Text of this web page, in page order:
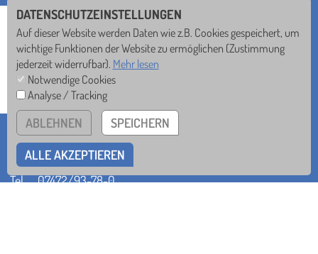
ST. MEINRAD-GYMNASIUM
Seebronner Str. 40 • 72108 Rottenburg
Tel 07472/93-78-0
DATENSCHUTZEINSTELLUNGEN
Auf dieser Website werden Daten wie z.B. Cookies gespeichert, um
wichtige Funktionen der Website zu ermöglichen (Zustimmung
jederzeit widerrufbar). Mehr lesen
Notwendige Cookies
Analyse / Tracking
ABLEHNEN SPEICHERN
ALLE AKZEPTIEREN